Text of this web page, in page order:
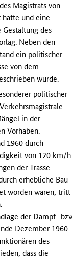
Magistrats von
und eine
des
Neben den
ein politischer
von dem
wurde.
politischer
in der
Vorhaben.
1960 durch
von 120 km/h
der Trasse
erhebliche Bau-
worden waren, tritt
der Dampf-
Dezember 1960
des
dass die